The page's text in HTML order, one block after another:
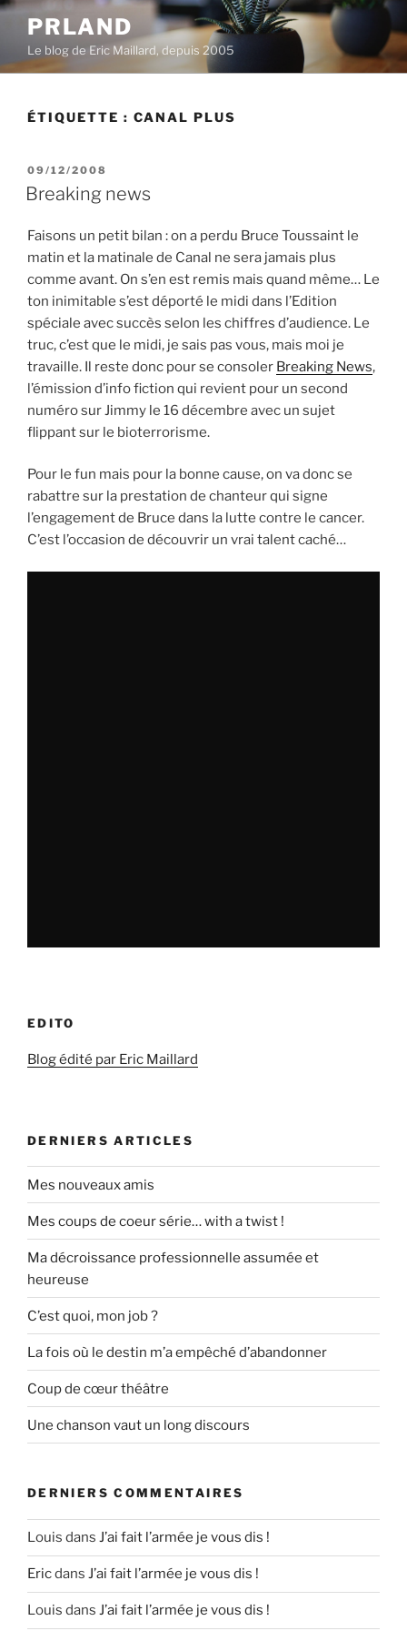
Aller
contenu
principal
PRLAND
Le blog de Eric Maillard, depuis 2005
ÉTIQUETTE : CANAL PLUS
PUBLIÉ
LE
09/12/2008
Breaking news
Faisons un petit bilan : on a perdu Bruce Toussaint le
matin et la matinale de Canal ne sera jamais plus
comme avant. On s’en est remis mais quand même… Le
ton inimitable s’est déporté le midi dans l’Edition
spéciale avec succès selon les chiffres d’audience. Le
truc, c’est que le midi, je sais pas vous, mais moi je
travaille. Il reste donc pour se consoler Breaking News,
l’émission d’info fiction qui revient pour un second
numéro sur Jimmy le 16 décembre avec un sujet
flippant sur le bioterrorisme.
Pour le fun mais pour la bonne cause, on va donc se
rabattre sur la prestation de chanteur qui signe
l’engagement de Bruce dans la lutte contre le cancer.
C’est l’occasion de découvrir un vrai talent caché…
EDITO
Blog édité par Eric Maillard
DERNIERS ARTICLES
Mes nouveaux amis
Mes coups de coeur série… with a twist !
Ma décroissance professionnelle assumée et
heureuse
C’est quoi, mon job ?
La fois où le destin m’a empêché d’abandonner
Coup de cœur théâtre
Une chanson vaut un long discours
DERNIERS COMMENTAIRES
Louis dans J’ai fait l’armée je vous dis !
Ericdans J’ai fait l’armée je vous dis !
Louis dans J’ai fait l’armée je vous dis !